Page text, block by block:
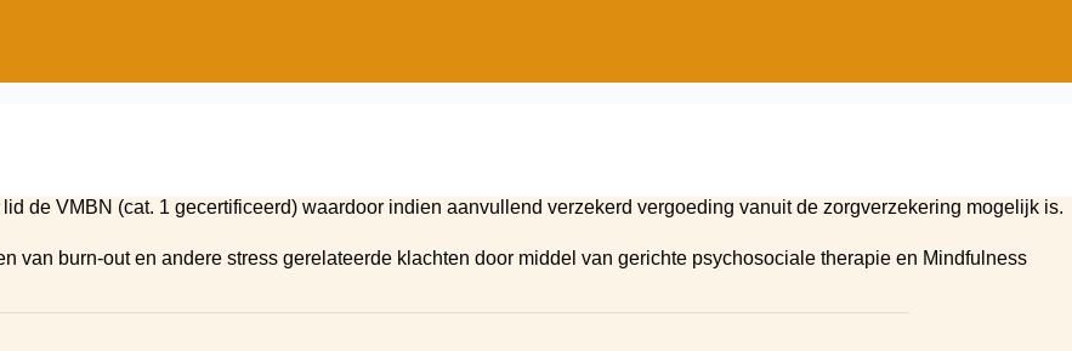
de VMBN (cat. 1 gecertificeerd) waardoor indien aanvullend verzekerd vergoeding vanuit de zorgverzekering mogelijk is.
van burn-out en andere stress gerelateerde klachten door middel van gerichte psychosociale therapie en Mindfulness